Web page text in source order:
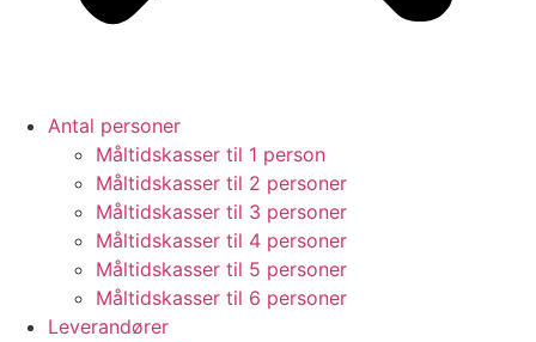
Antal personer
Måltidskasser til 1 person
Måltidskasser til 2 personer
Måltidskasser til 3 personer
Måltidskasser til 4 personer
Måltidskasser til 5 personer
Måltidskasser til 6 personer
Leverandører